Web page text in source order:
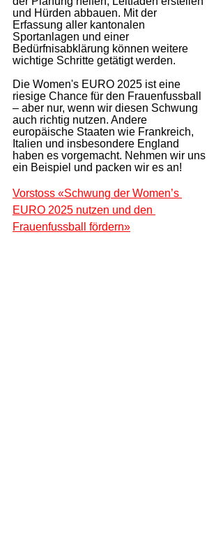
und Hürden abbauen. Mit der
Erfassung aller kantonalen
Sportanlagen und einer
Bedürfnisabklärung können weitere
wichtige Schritte getätigt werden.
Die Women's EURO 2025 ist eine
riesige Chance für den Frauenfussball
– aber nur, wenn wir diesen Schwung
auch richtig nutzen. Andere
europäische Staaten wie Frankreich,
Italien und insbesondere England
haben es vorgemacht. Nehmen wir uns
ein Beispiel und packen wir es an!
Vorstoss «Schwung der Women’s
EURO 2025 nutzen und den
Frauenfussball fördern»